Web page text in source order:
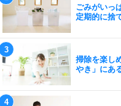
ごみがいっ
定期的に捨
掃除を楽し
やき」にある